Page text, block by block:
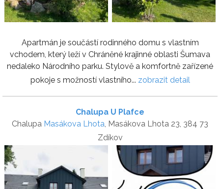
Apartmán je součástí rodinného domu s vlastním
vchodem, který leží v Chráněné krajinné oblasti Šumava
nedaleko Národního parku. Stylově a komfortně zařízené
pokoje s možností vlastního... zobrazit detail
Chalupa U Plafce
Chalupa Masákova Lhota, Masákova Lhota 23, 384 73
Zdíkov